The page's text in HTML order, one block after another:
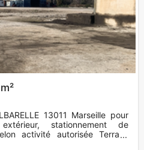
13011 Marseille pour
stationnement de
activité autorisée Terrain,